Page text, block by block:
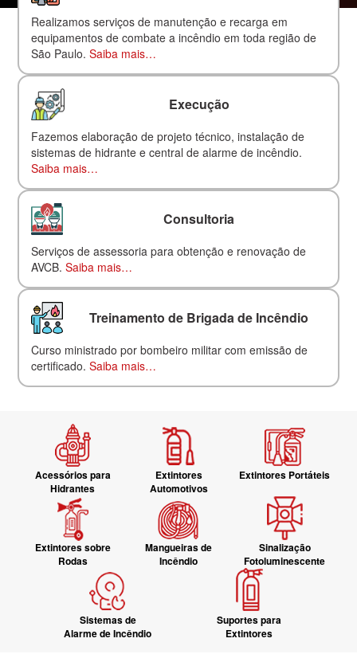
Realizamos serviços de manutenção e recarga em
equipamentos de combate a incêndio em toda região de
São Paulo.Saiba mais…
Execução
Fazemos elaboração de projeto técnico, instalação de
sistemas de hidrante e central de alarme de incêndio.
Saiba mais…
Consultoria
Serviços de assessoria para obtenção e renovação de
AVCB.Saiba mais…
Treinamento de Brigada de Incêndio
Curso ministrado por bombeiro militar com emissão de
certificado.Saiba mais…
Acessórios para
Hidrantes
Extintores
Automotivos
Extintores Portáteis
Extintores sobre
Rodas
Mangueiras de
Incêndio
Sinalização
Fotoluminescente
Sistemas de
Alarme de Incêndio
Suportes para
Extintores